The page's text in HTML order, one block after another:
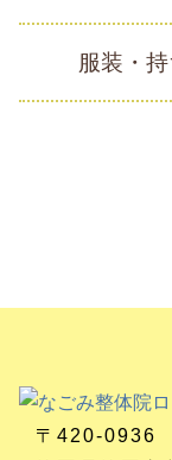
服装・
〒420-0936